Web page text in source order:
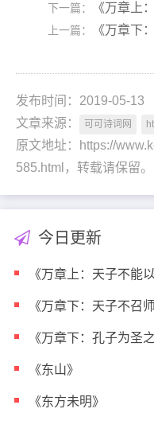
下一篇： 《万章上
上一篇： 《万章下
发布时间：2019-05-13
文章来源：
可可诗词网
原文地址：https://
585.html，转载请保留。
今日更新
《万章上：天子不能
《万章下：天子不召师
《万章下：孔子为圣
《东山》
《东方未明》